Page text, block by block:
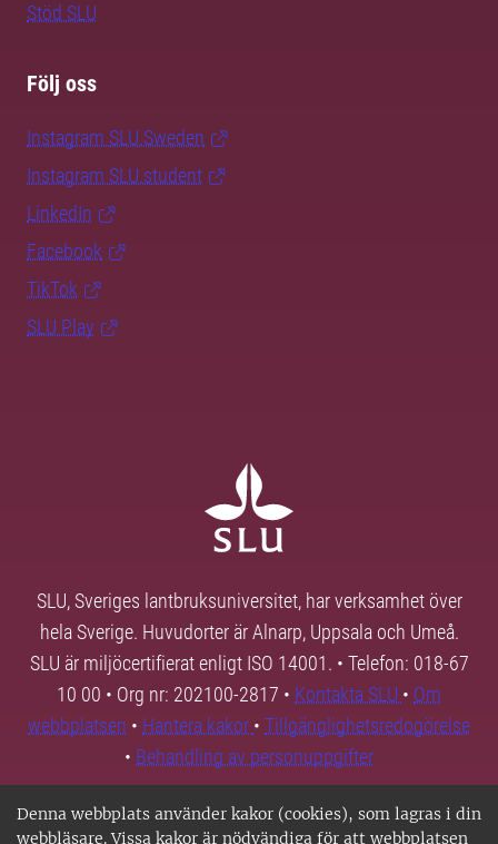
Denna webbplats använder kakor (cookies), som lagras i din
webbläsare. Vissa kakor är nödvändiga för att webbplatsen
Stöd SLU
Följ oss
Instagram SLU.Sweden
Instagram SLU.student
LinkedIn
Facebook
TikTok
SLU Play
SLU, Sveriges lantbruksuniversitet, har verksamhet över
hela Sverige. Huvudorter är Alnarp, Uppsala och Umeå.
SLU är miljöcertifierat enligt ISO 14001. • Telefon: 018-67
10 00 • Org nr: 202100-2817 • Kontakta SLU • Om
webbplatsen • Hantera kakor • Tillgänglighetsredogörelse
• Behandling av personuppgifter